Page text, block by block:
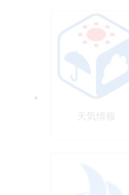
天気情報